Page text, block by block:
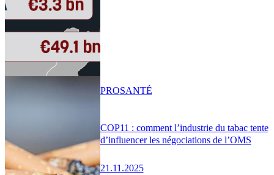
COP11 : comment l’industrie du tabac tente
d’influencer les négociations de l’OMS
21.11.2025
PROSANTÉ